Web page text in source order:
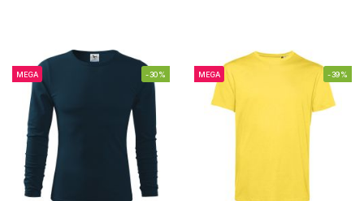
MEGA -30% MEGA -39%